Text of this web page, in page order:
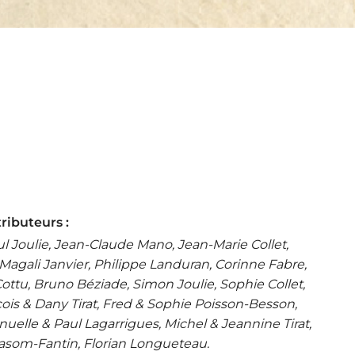
:
Joulie, Jean-Claude Mano, Jean-Marie Collet,
Janvier, Philippe Landuran, Corinne Fabre,
Bruno Béziade, Simon Joulie, Sophie Collet,
& Dany Tirat, Fred & Sophie Poisson-Besson,
& Paul Lagarrigues, Michel & Jeannine Tirat,
Fantin, Florian Longueteau.